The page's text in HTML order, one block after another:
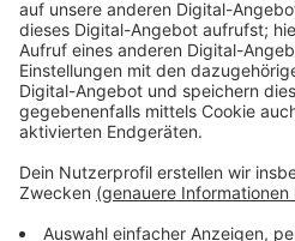
Anzeige
Anzeige